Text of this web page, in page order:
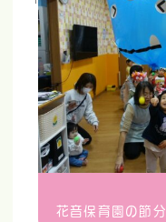
花音保育園の節分